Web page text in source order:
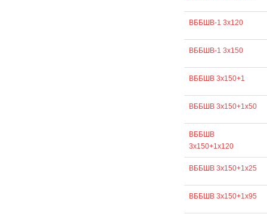
ВББШВ-1 3х120
ВББШВ-1 3х150
ВББШВ 3х150+1
ВББШВ 3х150+1х50
ВББШВ
3х150+1х120
ВББШВ 3х150+1х25
ВББШВ 3х150+1х95